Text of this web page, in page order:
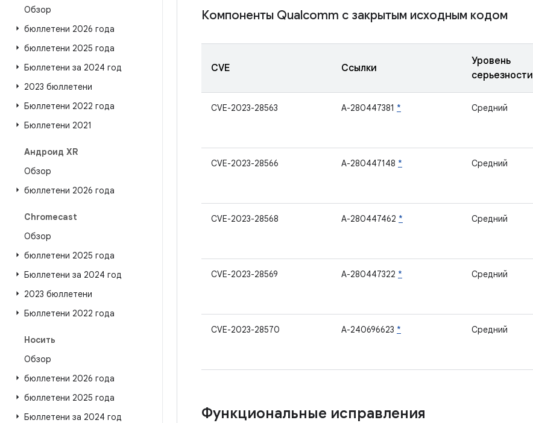
Обзор
бюллетени 2026 года
бюллетени 2025 года
Бюллетени за 2024 год
2023 бюллетени
Бюллетени 2022 года
Бюллетени 2021
Андроид XR
Обзор
бюллетени 2026 года
Chromecast
Обзор
бюллетени 2025 года
Бюллетени за 2024 год
2023 бюллетени
Бюллетени 2022 года
Носить
Обзор
бюллетени 2026 года
бюллетени 2025 года
Бюллетени за 2024 год
Компоненты Qualcomm с закрытым исходным кодом
CVE Ссылки
Уровень
серьезности
CVE-2023-28563 A-280447381 * Средний
CVE-2023-28566 A-280447148 * Средний
CVE-2023-28568 A-280447462 * Средний
CVE-2023-28569 A-280447322 * Средний
CVE-2023-28570 A-240696623 * Средний
Функциональные исправления